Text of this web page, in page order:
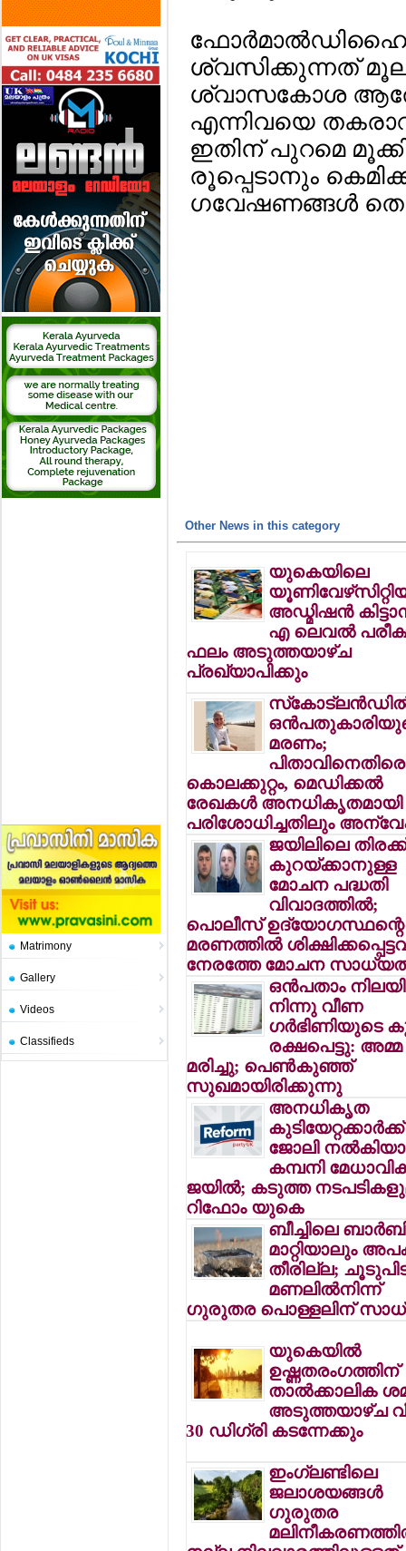
Matrimony
Gallery
Videos
Classifieds
ശ്വസിക്കുന്നത്
ശ്വാസകോശ
എന്നിവയെ
ഇതിന് പുറമെ
രൂപ്പെടാനും
ഗവേഷണങ്ങള്‍
Other News in this category
യുകെയിലെ
അഡ്മിഷന്‍
എ ലെവല്‍
ഫലം അടുത്തയാഴ്ച
പ്രഖ്യാപിക്കും
മരണം;
പിതാവിനെതിരെ
കൊലക്കുറ്റം, മെഡിക്കല്‍
രേഖകള്‍ അനധികൃതമായി
പരിശോധിച്ചതിലും
ജയിലിലെ
കുറയ്ക്കാനുള്ള
മോചന പദ്ധതി
വിവാദത്തില്‍;
പൊലീസ് ഉദ്യോഗസ്ഥന്റെ
മരണത്തില്‍
നേരത്തേ മോചന
ഒന്‍പതാം
നിന്നു വീണ
ഗര്‍ഭിണിയുടെ
രക്ഷപെട്ടു: അമ്മ
മരിച്ചു; പെണ്‍കുഞ്ഞ്
സുഖമായിരിക്കുന്നു
അനധികൃത
കുടിയേറ്റക്കാര്‍ക്ക്
ജോലി
കമ്പനി
ജയില്‍; കടുത്ത
റിഫോം യുകെ
ബീച്ചിലെ
മാറ്റിയാലും
തീരില്ല;
മണലില്‍നിന്ന്
ഗുരുതര പൊള്ളലിന്
യുകെയില്‍
ഉഷ്ണതരംഗത്തിന്
താല്‍ക്കാലിക
അടുത്തയാഴ്ച
30 ഡിഗ്രി കടന്നേക്കും
ഇംഗ്ലണ്ടിലെ
ജലാശയങ്ങള്‍
ഗുരുതര